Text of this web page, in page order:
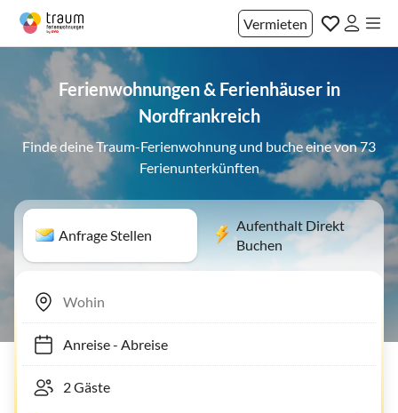
Vermieten
Ferienwohnungen & Ferienhäuser in
Nordfrankreich
Finde deine Traum-Ferienwohnung und buche eine von 73
Ferienunterkünften
Anfrage Stellen
Aufenthalt Direkt
Buchen
Anreise- Abreise